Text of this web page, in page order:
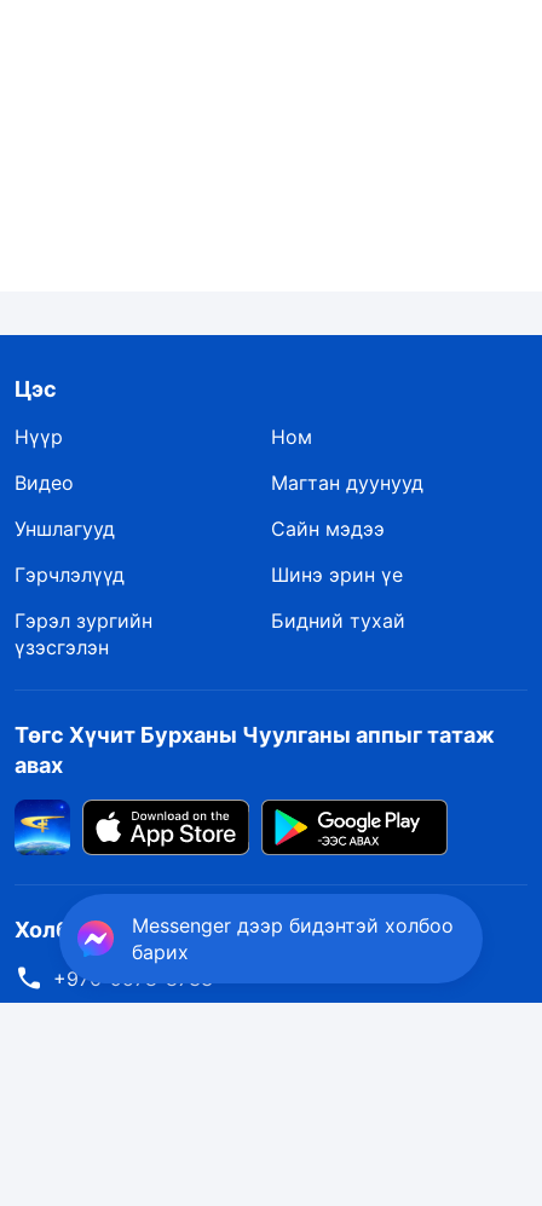
Цэс
Нүүр
Ном
Видео
Магтан дуунууд
Уншлагууд
Сайн мэдээ
Гэрчлэлүүд
Шинэ эрин үе
Гэрэл зургийн
үзэсгэлэн
Бидний тухай
Төгс Хүчит Бурханы Чуулганы аппыг татаж
авах
Холбоо барих
+976-9578-8733
Messenger дээр бидэнтэй холбоо
барих